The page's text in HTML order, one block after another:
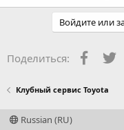
Войдите или
Поделиться:
Клубный сервис Toyota
Russian (RU)